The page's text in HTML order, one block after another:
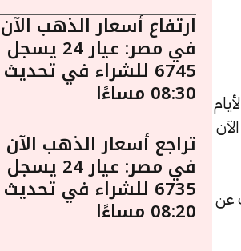
بزيادة قدرها 10 جنيهات عن
ارتفاع أسعار الذهب الآن
في مصر: عيار 24 يسجل
6745 للشراء في تحديث
08:30 مساءًا
تراجع أسعار الذهب الآن
في مصر: عيار 24 يسجل
6735 للشراء في تحديث
08:20 مساءًا